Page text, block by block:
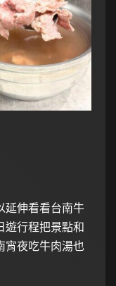
延伸看看台南牛
遊行程把景點和
宵夜吃牛肉湯也